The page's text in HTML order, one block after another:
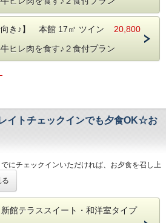
向き♪】 本館 17㎡ ツイン 20,800
ヒレ肉を食す♪２食付プラン
イトチェックインでも夕食OK☆お
にチェックインいただければ、お夕食を召し上
宿玄関まで７５分(最短)なので、
旅行でもお夕食が可能です。
る
館テラススイート・和洋室タイプ